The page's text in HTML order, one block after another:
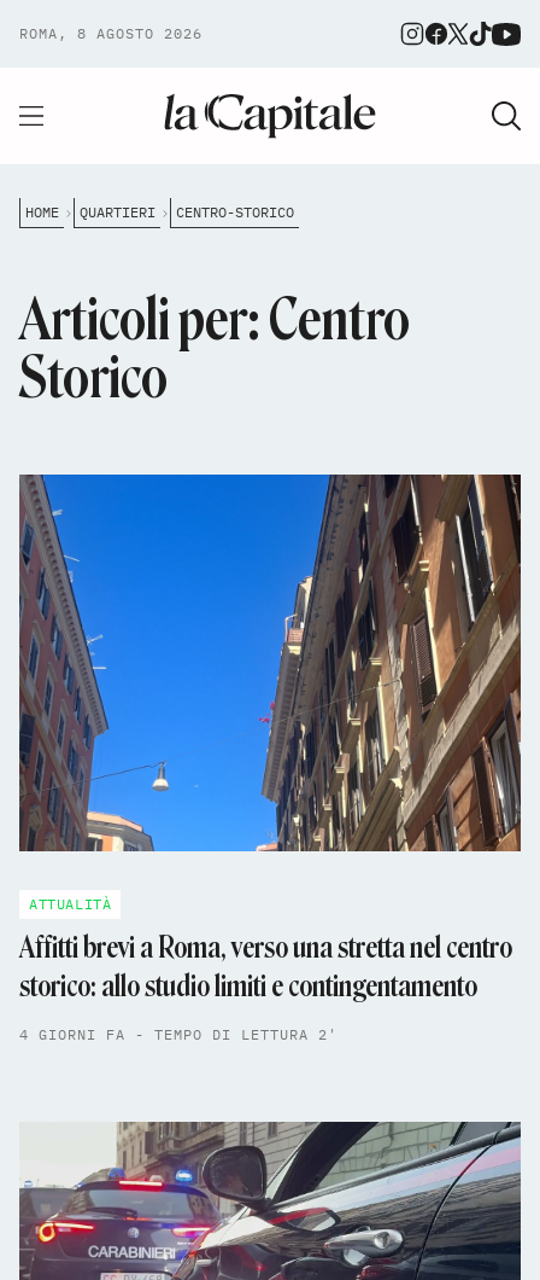
ROMA, 8 AGOSTO 2026
HOME QUARTIERI CENTRO-STORICO
Articoli per: Centro
Storico
ATTUALITÀ
Affitti brevi a Roma, verso una stretta nel centro
storico: allo studio limiti e contingentamento
4 GIORNI FA - TEMPO DI LETTURA 2'